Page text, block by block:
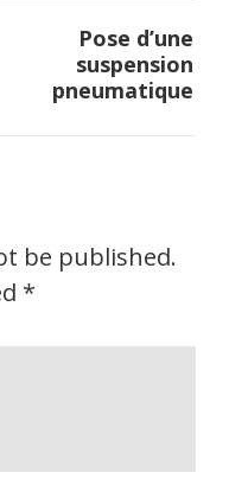
Pose d’une
suspension
pneumatique
be published.
*